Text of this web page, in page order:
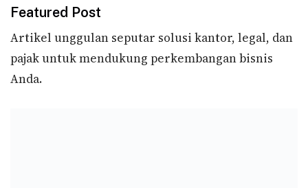
Featured Post
Artikel unggulan seputar solusi kantor, legal, dan
pajak untuk mendukung perkembangan bisnis
Anda.